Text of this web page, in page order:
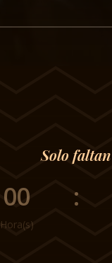
Solo faltan
00
Hora(s)
: